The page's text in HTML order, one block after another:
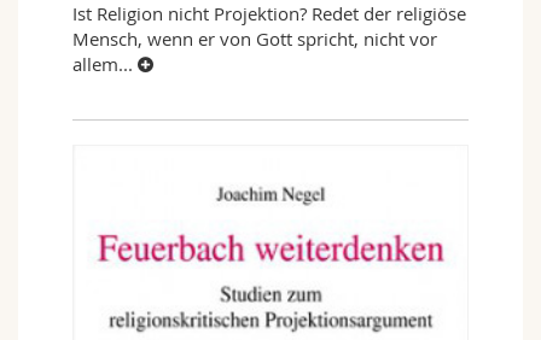
Ist Religion nicht Projektion? Redet der religiöse
Mensch, wenn er von Gott spricht, nicht vor
allem...